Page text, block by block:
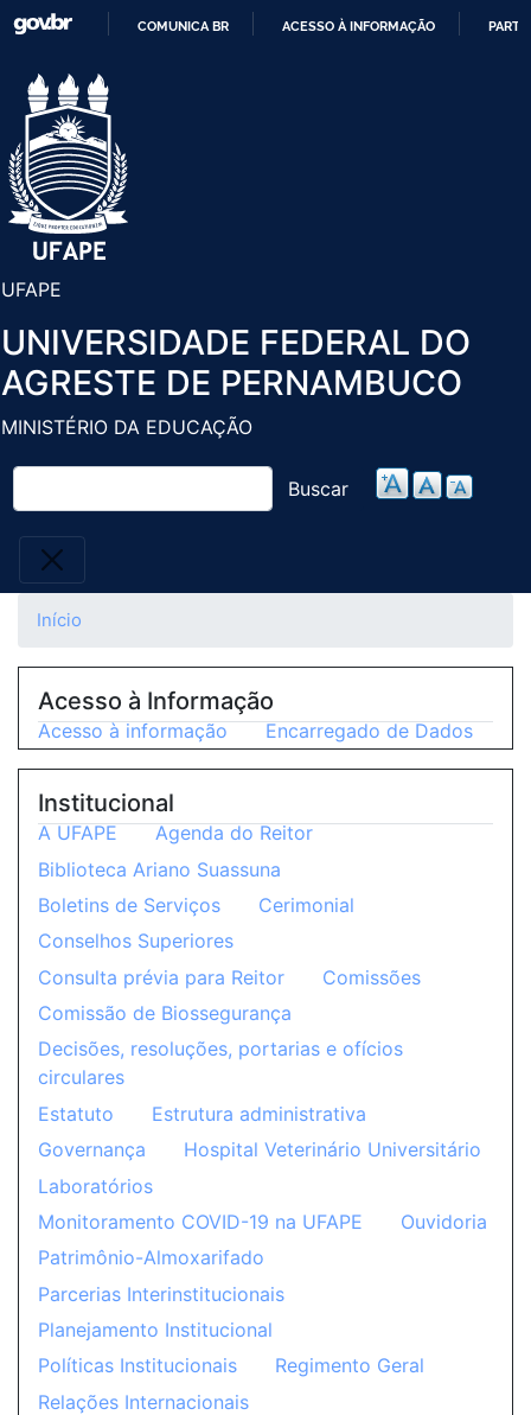
Pular
COMUNICA BR ACESSO À INFORMAÇÃO
UFAPE
UNIVERSIDADE FEDERAL DO
AGRESTE DE PERNAMBUCO
MINISTÉRIO DA EDUCAÇÃO
Buscar
Início
Acesso à Informação
Acesso à informação Encarregado de Dados
Institucional
A UFAPE
Agenda do Reitor
Biblioteca Ariano Suassuna
Boletins de Serviços
Cerimonial
Conselhos Superiores
Consulta prévia para Reitor
Comissões
Comissão de Biossegurança
Decisões, resoluções, portarias e ofícios
circulares
Estatuto
Estrutura administrativa
Governança
Hospital Veterinário Universitário
Laboratórios
Monitoramento COVID-19 na UFAPE
Ouvidoria
Patrimônio-Almoxarifado
Parcerias Interinstitucionais
Planejamento Institucional
Políticas Institucionais
Regimento Geral
Relações Internacionais